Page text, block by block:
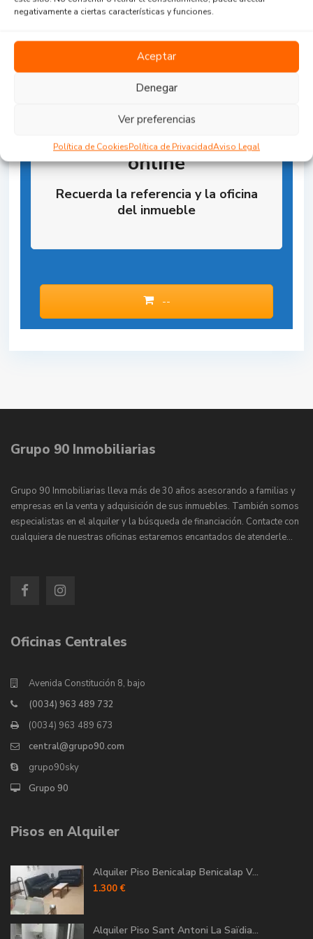
negativamente a ciertas características y funciones.
Aceptar
Denegar
Ver preferencias
Política de CookiesPolítica de PrivacidadAviso Legal
Reserva la Propiedad
online
Recuerda la referencia y la oficina
del inmueble
--
Grupo 90 Inmobiliarias
Grupo 90 Inmobiliarias lleva más de 30 años asesorando a familias y
empresas en la venta y adquisición de sus inmuebles. También somos
especialistas en el alquiler y la búsqueda de financiación. Contacte con
cualquiera de nuestras oficinas estaremos encantados de atenderle…
Oficinas Centrales
Avenida Constitución 8, bajo
(0034) 963 489 732
(0034) 963 489 673
central@grupo90.com
grupo90sky
Grupo 90
Pisos en Alquiler
Alquiler Piso Benicalap Benicalap V...
1.300 €
Alquiler Piso Sant Antoni La Saïdia...